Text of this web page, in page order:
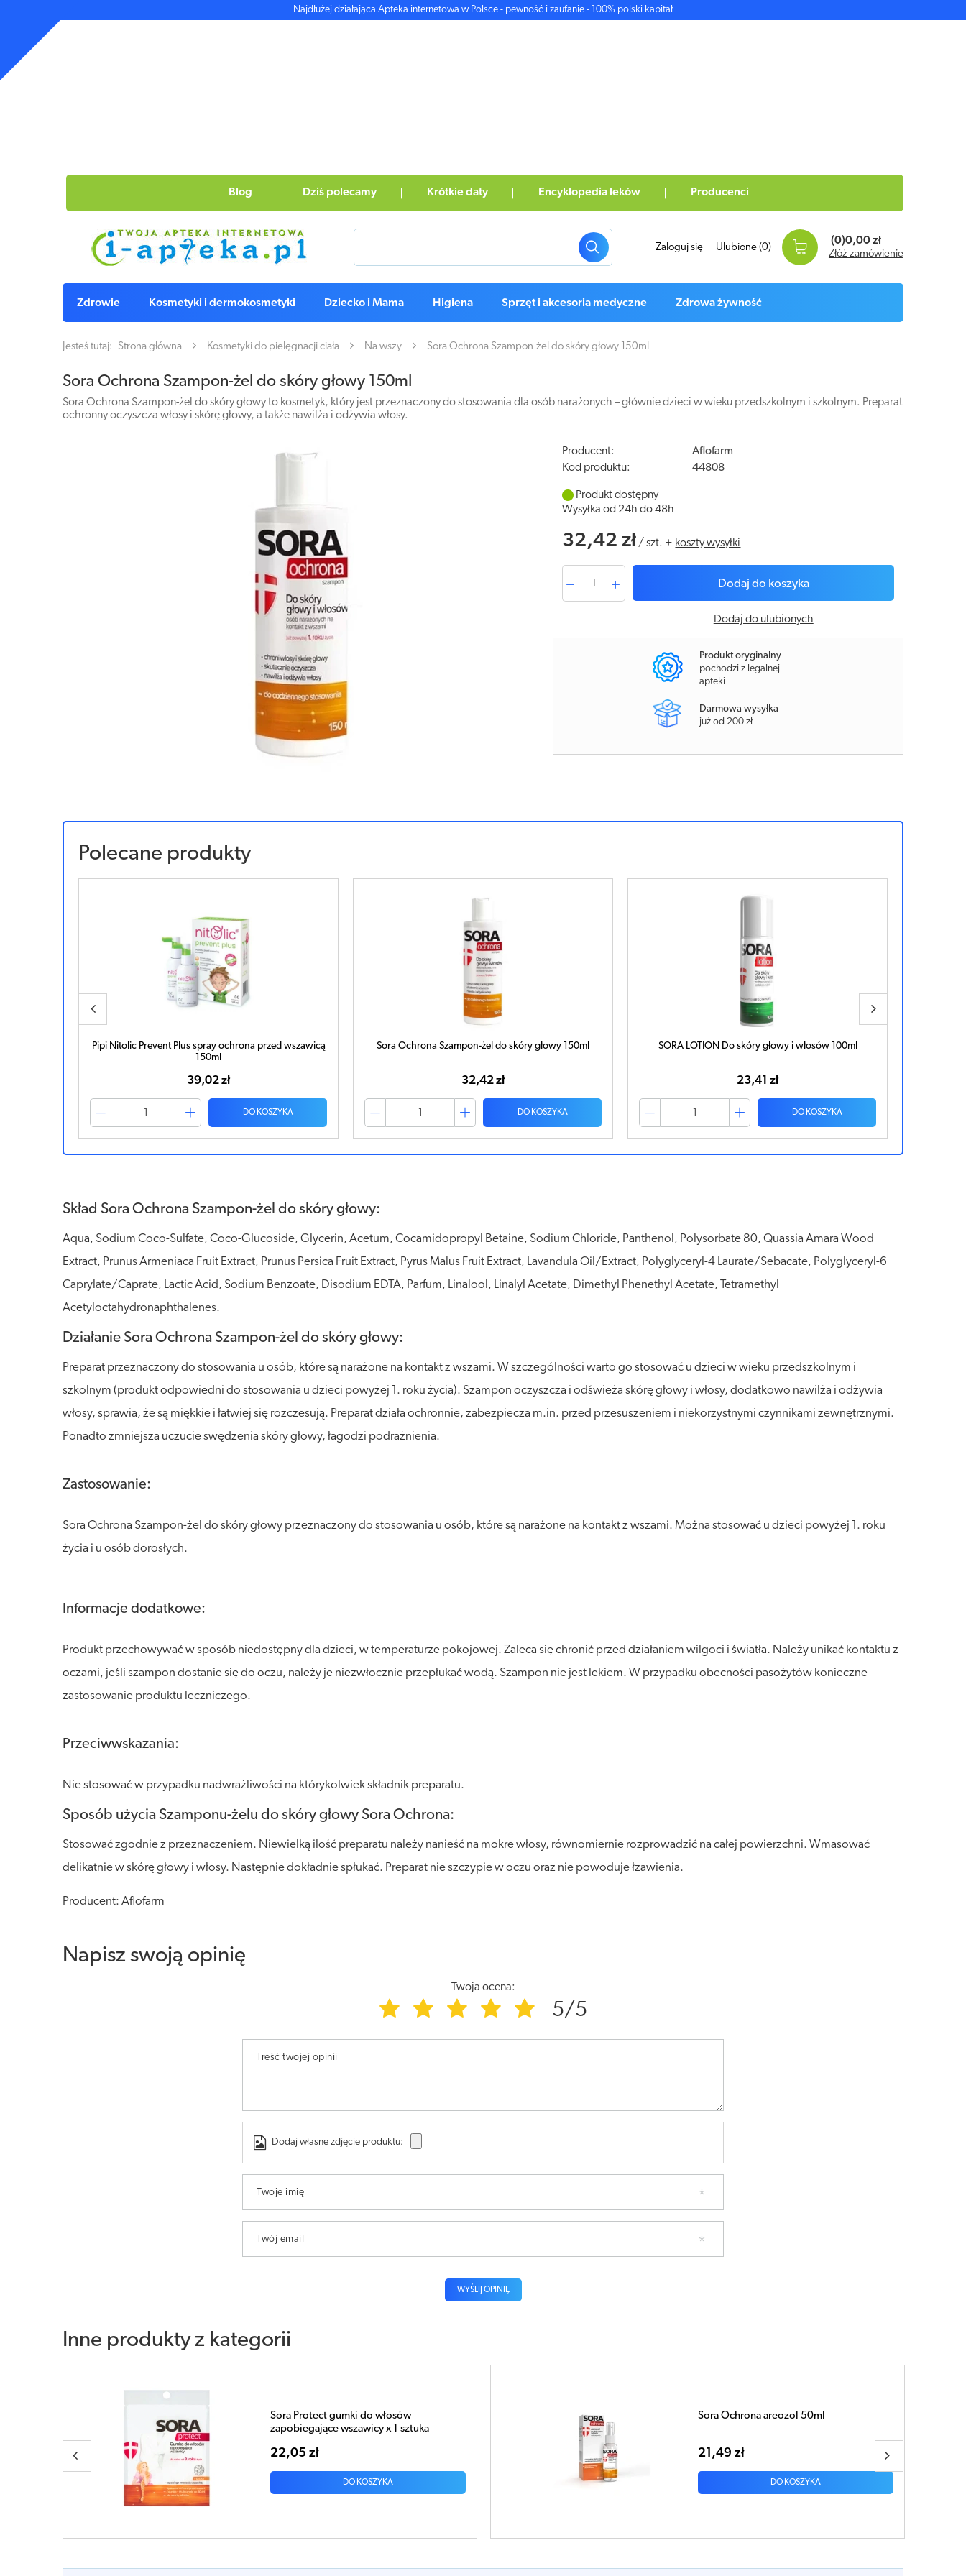
Najdłużej działająca Apteka internetowa w Polsce - pewność i zaufanie - 100% polski kapitał
Blog Dziś polecamy Krótkie daty Encyklopedia leków Producenci
Zaloguj się Ulubione (0)
(0)0,00 zł
Złóż zamówienie
Zdrowie Kosmetyki i dermokosmetyki Dziecko i Mama Higiena Sprzęt i akcesoria medyczne Zdrowa żywność
Jesteś tutaj: Strona główna Kosmetyki do pielęgnacji ciała Na wszy Sora Ochrona Szampon-żel do skóry głowy 150ml
Sora Ochrona Szampon-żel do skóry głowy 150ml
Sora Ochrona Szampon-żel do skóry głowy to kosmetyk, który jest przeznaczony do stosowania dla osób narażonych – głównie dzieci w wieku przedszkolnym i szkolnym. Preparat
ochronny oczyszcza włosy i skórę głowy, a także nawilża i odżywia włosy.
Producent:
Aflofarm
Kod produktu:
44808
Produkt dostępny
Wysyłka od 24h do 48h
32,42 zł /szt. + koszty wysyłki
Dodaj do koszyka
Dodaj do ulubionych
Produkt oryginalny
pochodzi z legalnej
apteki
Darmowa wysyłka
już od 200 zł
Polecane produkty
Sora Ochrona Szampon-żel do skóry głowy 150ml
32,42 zł
DO KOSZYKA
SORA LOTION Do skóry głowy i włosów 100ml
23,41 zł
DO KOSZYKA
SORA Forte szampon 50ml
31,39 zł
DO KOSZYKA
Skład Sora Ochrona Szampon-żel do skóry głowy:
Aqua, Sodium Coco-Sulfate, Coco-Glucoside, Glycerin, Acetum, Cocamidopropyl Betaine, Sodium Chloride, Panthenol, Polysorbate 80, Quassia Amara Wood
Extract, Prunus Armeniaca Fruit Extract, Prunus Persica Fruit Extract, Pyrus Malus Fruit Extract, Lavandula Oil/Extract, Polyglyceryl-4 Laurate/Sebacate, Polyglyceryl-6
Caprylate/Caprate, Lactic Acid, Sodium Benzoate, Disodium EDTA, Parfum, Linalool, Linalyl Acetate, Dimethyl Phenethyl Acetate, Tetramethyl
Acetyloctahydronaphthalenes.
Działanie Sora Ochrona Szampon-żel do skóry głowy:
Preparat przeznaczony do stosowania u osób, które są narażone na kontakt z wszami. W szczególności warto go stosować u dzieci w wieku przedszkolnym i
szkolnym (produkt odpowiedni do stosowania u dzieci powyżej 1. roku życia). Szampon oczyszcza i odświeża skórę głowy i włosy, dodatkowo nawilża i odżywia
włosy, sprawia, że są miękkie i łatwiej się rozczesują. Preparat działa ochronnie, zabezpiecza m.in. przed przesuszeniem i niekorzystnymi czynnikami zewnętrznymi.
Ponadto zmniejsza uczucie swędzenia skóry głowy, łagodzi podrażnienia.
Zastosowanie:
Sora Ochrona Szampon-żel do skóry głowy przeznaczony do stosowania u osób, które są narażone na kontakt z wszami. Można stosować u dzieci powyżej 1. roku
życia i u osób dorosłych.
Informacje dodatkowe:
Produkt przechowywać w sposób niedostępny dla dzieci, w temperaturze pokojowej. Zaleca się chronić przed działaniem wilgoci i światła. Należy unikać kontaktu z
oczami, jeśli szampon dostanie się do oczu, należy je niezwłocznie przepłukać wodą. Szampon nie jest lekiem. W przypadku obecności pasożytów konieczne
zastosowanie produktu leczniczego.
Przeciwwskazania:
Nie stosować w przypadku nadwrażliwości na którykolwiek składnik preparatu.
Sposób użycia Szamponu-żelu do skóry głowy Sora Ochrona:
Stosować zgodnie z przeznaczeniem. Niewielką ilość preparatu należy nanieść na mokre włosy, równomiernie rozprowadzić na całej powierzchni. Wmasować
delikatnie w skórę głowy i włosy. Następnie dokładnie spłukać. Preparat nie szczypie w oczu oraz nie powoduje łzawienia.
Producent: Aflofarm
Napisz swoją opinię
Twoja ocena:
5/5
Treść twojej opinii
Dodaj własne zdjęcie produktu:
Twoje imię
Twój email
WYŚLIJ OPINIĘ
Inne produkty z kategorii
Sora Ochrona areozol 50ml
21,49 zł
DO KOSZYKA
Sora Protect gumki do włosów
20,05 zł
DO KOSZYKA